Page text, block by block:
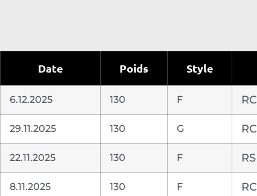
Date Poids Style
6.12.2025 130 F
29.11.2025 130 G
22.11.2025 130 F
8.11.2025 130 F